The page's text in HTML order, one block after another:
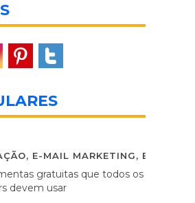
, E-MAIL MARKETING,
gratuitas que todos os
devem usar